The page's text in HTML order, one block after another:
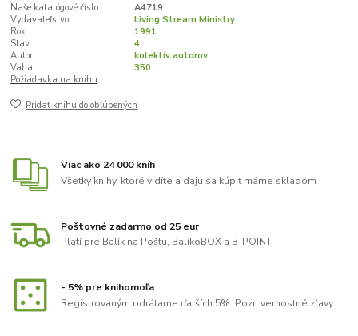
Naše katalógové číslo:
A4719
Vydavateľstvo:
Living Stream Ministry
Rok:
1991
Stav:
4
Autor:
kolektív autorov
Vaha:
350
Požiadavka na knihu
Pridať knihu do obľúbených
Viac ako 24 000 kníh
Všetky knihy, ktoré vidíte a dajú sa kúpiť máme skladom
Poštovné zadarmo od 25 eur
Platí pre Balík na Poštu, BalíkoBOX a B-POINT
- 5% pre knihomoľa
Registrovaným odrátame ďalších 5%. Pozri vernostné zľavy